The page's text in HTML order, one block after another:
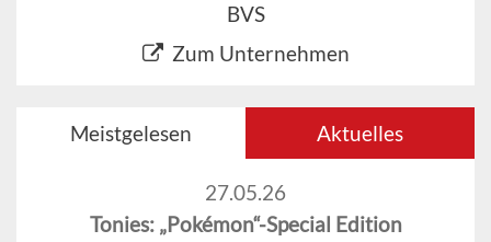
BVS
Zum Unternehmen
Meistgelesen Aktuelles
27.05.26
Tonies: „Pokémon“-Special Edition